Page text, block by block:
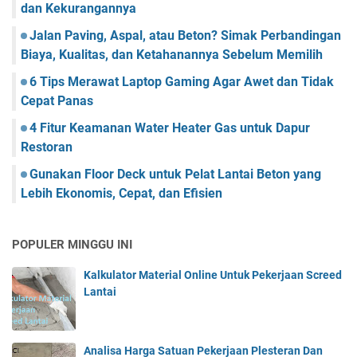
dan Kekurangannya
Jalan Paving, Aspal, atau Beton? Simak Perbandingan
Biaya, Kualitas, dan Ketahanannya Sebelum Memilih
6 Tips Merawat Laptop Gaming Agar Awet dan Tidak
Cepat Panas
4 Fitur Keamanan Water Heater Gas untuk Dapur
Restoran
Gunakan Floor Deck untuk Pelat Lantai Beton yang
Lebih Ekonomis, Cepat, dan Efisien
POPULER MINGGU INI
Kalkulator Material Online Untuk Pekerjaan Screed
Lantai
Analisa Harga Satuan Pekerjaan Plesteran Dan